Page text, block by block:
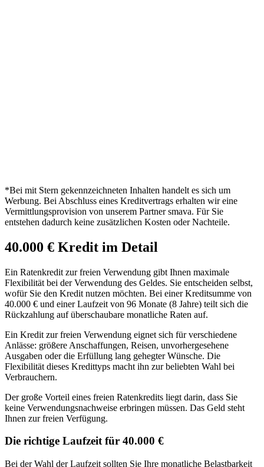
*Bei mit Stern gekennzeichneten Inhalten handelt es sich um
Werbung. Bei Abschluss eines Kreditvertrags erhalten wir eine
Vermittlungsprovision von unserem Partner smava. Für Sie
entstehen dadurch keine zusätzlichen Kosten oder Nachteile.
40.000 € Kredit im Detail
Ein Ratenkredit zur freien Verwendung gibt Ihnen maximale
Flexibilität bei der Verwendung des Geldes. Sie entscheiden selbst,
wofür Sie den Kredit nutzen möchten. Bei einer Kreditsumme von
40.000 € und einer Laufzeit von 96 Monate (8 Jahre) teilt sich die
Rückzahlung auf überschaubare monatliche Raten auf.
Ein Kredit zur freien Verwendung eignet sich für verschiedene
Anlässe: größere Anschaffungen, Reisen, unvorhergesehene
Ausgaben oder die Erfüllung lang gehegter Wünsche. Die
Flexibilität dieses Kredittyps macht ihn zur beliebten Wahl bei
Verbrauchern.
Der große Vorteil eines freien Ratenkredits liegt darin, dass Sie
keine Verwendungsnachweise erbringen müssen. Das Geld steht
Ihnen zur freien Verfügung.
Die richtige Laufzeit für 40.000 €
Bei der Wahl der Laufzeit sollten Sie Ihre monatliche Belastbarkeit